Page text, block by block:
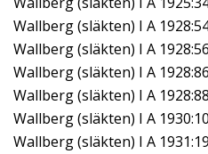
Wallberg (släkten) I A
Wallberg (släkten) I A
Wallberg (släkten) I A 1928:86
Wallberg (släkten) I A 1928:88
Wallberg (släkten) I A 1930:10
Wallberg (släkten) I A